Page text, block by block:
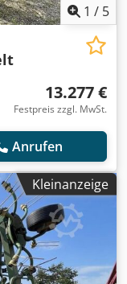
1 / 5
13.277 €
Festpreis zzgl. MwSt.
Anrufen
Kleinanzeige